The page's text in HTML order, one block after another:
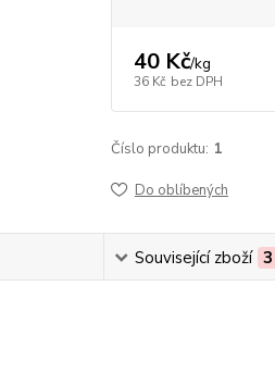
40 Kč/kg
36 Kč bez DPH
Číslo produktu: 1
Do oblíbených
Související zboží 3